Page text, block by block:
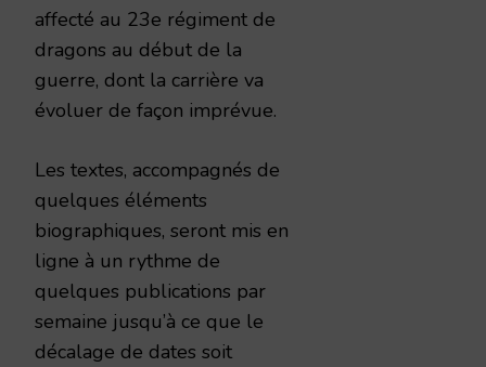
affecté au 23e régiment de
dragons au début de la
guerre, dont la carrière va
évoluer de façon imprévue.
Les textes, accompagnés de
quelques éléments
biographiques, seront mis en
ligne à un rythme de
quelques publications par
semaine jusqu’à ce que le
décalage de dates soit